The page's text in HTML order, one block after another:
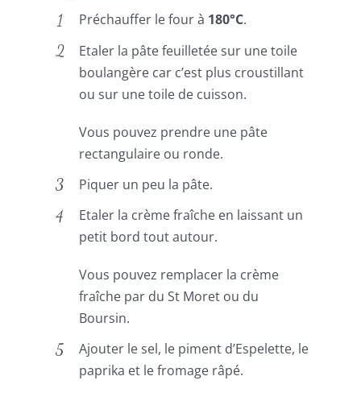
Préchauffer le four à 180°C.
Etaler la pâte feuilletée sur une toile
boulangère car c’est plus croustillant
ou sur une toile de cuisson.
Vous pouvez prendre une pâte
rectangulaire ou ronde.
Piquer un peu la pâte.
Etaler la crème fraîche en laissant un
petit bord tout autour.
Vous pouvez remplacer la crème
fraîche par du St Moret ou du
Boursin.
Ajouter le sel, le piment d’Espelette, le
paprika et le fromage râpé.